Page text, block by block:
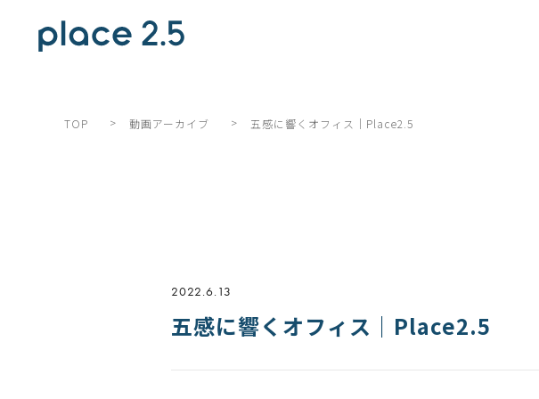
TOP > 動画アーカイブ > 五感に響くオフィス｜Place2.5
2022.6.13
五感に響くオフィス｜Place2.5